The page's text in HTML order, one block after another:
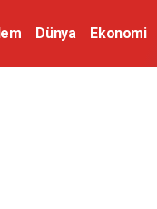
Dünya Ekonomi